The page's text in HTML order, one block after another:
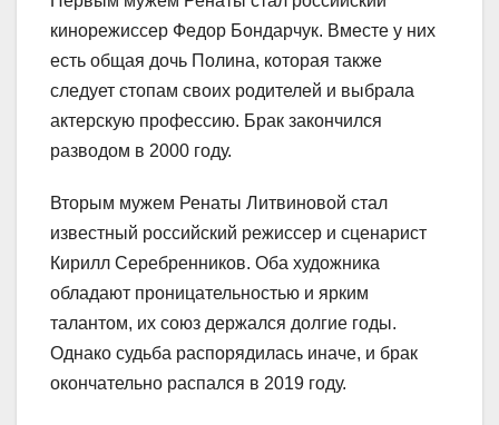
кинорежиссер Федор Бондарчук. Вместе у них
есть общая дочь Полина, которая также
следует стопам своих родителей и выбрала
актерскую профессию. Брак закончился
разводом в 2000 году.
Вторым мужем Ренаты Литвиновой стал
известный российский режиссер и сценарист
Кирилл Серебренников. Оба художника
обладают проницательностью и ярким
талантом, их союз держался долгие годы.
Однако судьба распорядилась иначе, и брак
окончательно распался в 2019 году.